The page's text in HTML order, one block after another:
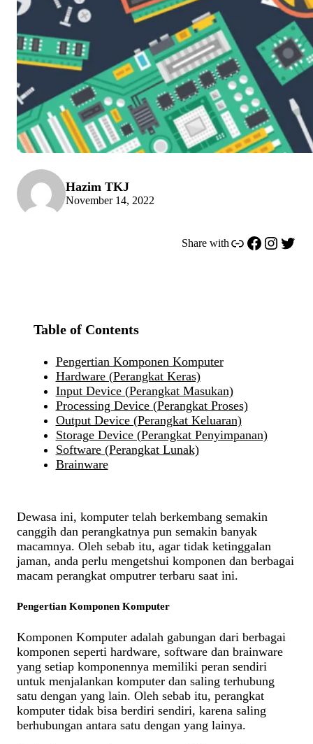
Hazim TKJ
November 14, 2022
Share withLink Facebook Instagram Twitter
Table of Contents
Pengertian Komponen Komputer
Hardware (Perangkat Keras)
Input Device (Perangkat Masukan)
Processing Device (Perangkat Proses)
Output Device (Perangkat Keluaran)
Storage Device (Perangkat Penyimpanan)
Software (Perangkat Lunak)
Brainware
Dewasa ini, komputer telah berkembang semakin
canggih dan perangkatnya pun semakin banyak
macamnya. Oleh sebab itu, agar tidak ketinggalan
jaman, anda perlu mengetshui komponen dan berbagai
macam perangkat omputrer terbaru saat ini.
Pengertian Komponen Komputer
Komponen Komputer adalah gabungan dari berbagai
komponen seperti hardware, software dan brainware
yang setiap komponennya memiliki peran sendiri
untuk menjalankan komputer dan saling terhubung
satu dengan yang lain. Oleh sebab itu, perangkat
komputer tidak bisa berdiri sendiri, karena saling
berhubungan antara satu dengan yang lainya.